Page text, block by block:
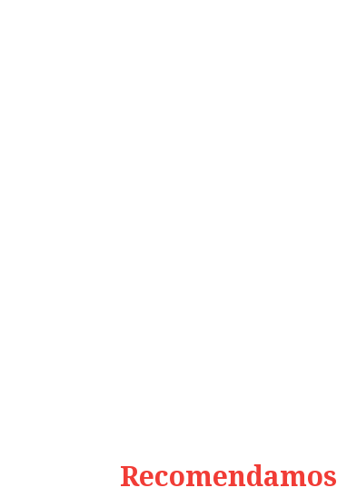
Recomendamos